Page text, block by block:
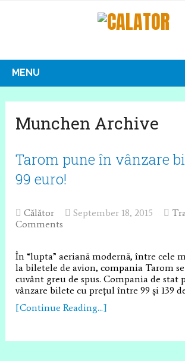
MENU
Munchen Archive
Tarom pune în vânzare
99 euro!
Călător September 18, 2015
Comments
În “lupta” aeriană modernă, între cele
la biletele de avion, compania Tarom
cuvânt greu de spus. Compania de stat
vânzare bilete cu prețul între 99 și 139
[Continue Reading...]